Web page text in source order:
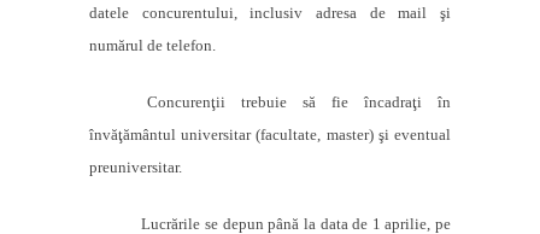
datele concurentului, inclusiv adresa de mail şi
numărul de telefon.
Concurenţii trebuie să fie încadraţi în
învăţământul universitar (facultate, master) şi eventual
preuniversitar.
Lucrările se depun până la data de 1 aprilie, pe